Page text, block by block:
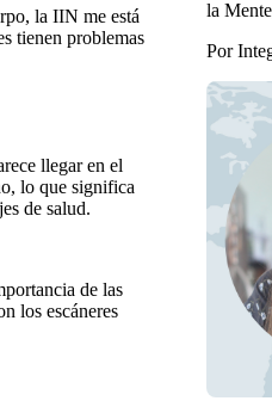
la IIN me está
tienen problemas
llegar en el
lo que significa
de salud.
de las
los escáneres
la
Por